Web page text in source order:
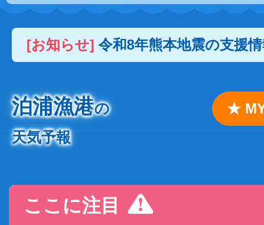
[お知らせ] 令和8年熊本地震の支援
泊浦漁港の
天気予報
★
ここに注目